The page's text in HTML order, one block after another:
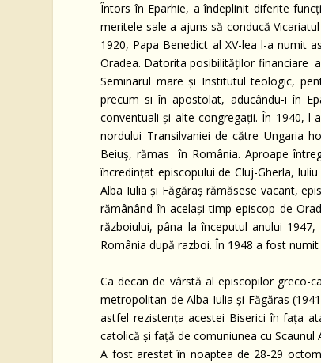
Întors în Eparhie, a îndeplinit diferite
meritele sale a ajuns să conducă
1920, Papa Benedict al XV-lea l-a numit
Oradea. Datorita posibilităților financiare
Seminarul mare și Institutul teologic,
precum si în apostolat, aducându-i în
conventuali și alte congregații. În 1940,
nordului Transilvaniei de către Ungaria
Beiuș, rămas în România. Aproape
încredințat episcopului de Cluj-Gherla,
Alba Iulia și Făgăraș rămăsese vacant,
rămânând în același timp episcop de
războiului, pâna la începutul anului
România după razboi. În 1948 a fost
Ca decan de vârstă al episcopilor greco-
metropolitan de Alba Iulia și Făgăras
astfel rezistența acestei Biserici în fața
catolică și față de comuniunea cu Scaunul
A fost arestat în noaptea de 28-29